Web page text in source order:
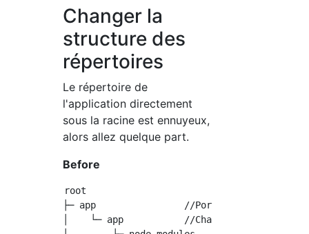
Changer la
structure des
répertoires
Le répertoire de
l'application directement
sous la racine est ennuyeux,
alors allez quelque part.
Before
root
├─ app                //Porté ici(Ce gars est
│    └─ app           //Chaque ce répertoire